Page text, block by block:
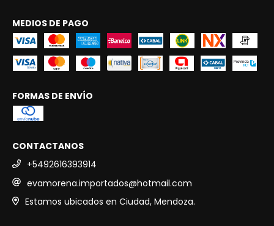
MEDIOS DE PAGO
FORMAS DE ENVÍO
CONTACTANOS
+5492616393914
evamorena.importados@hotmail.com
Estamos ubicados en Ciudad, Mendoza.